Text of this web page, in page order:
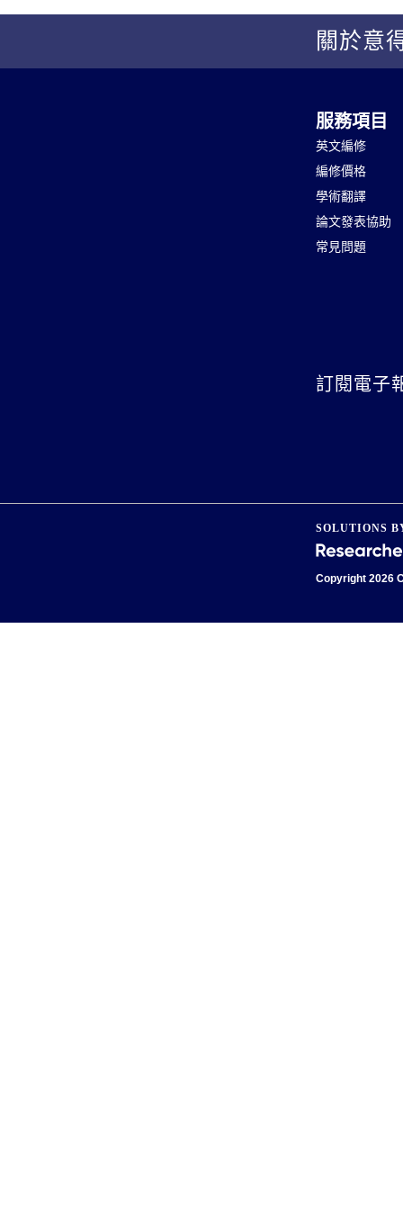
關於意
服務項目
英文編修
編修價格
學術翻譯
論文發表協助
常見問題
訂閱電子
SOLUTIONS
Copyright 2026